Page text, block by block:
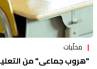
محلّيات
"هروب جماعي" من